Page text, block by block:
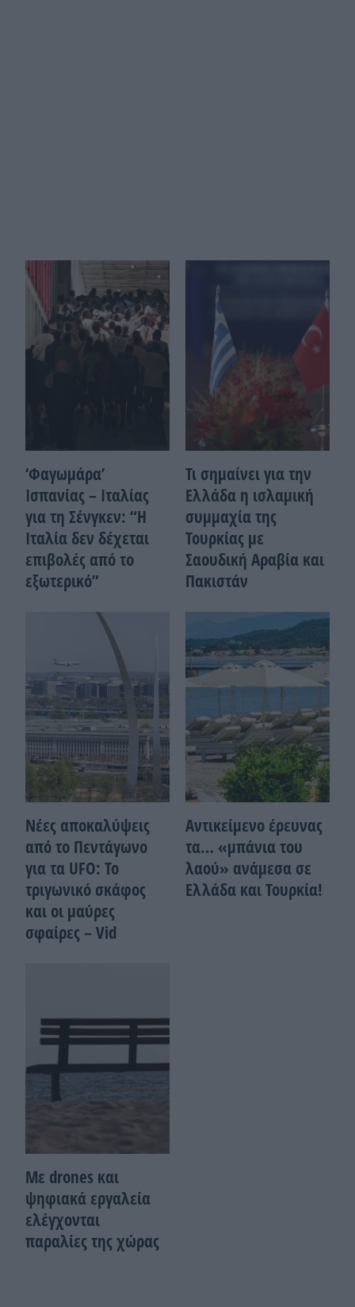
‘Φαγωμάρα’
Ισπανίας – Ιταλίας
για τη Σένγκεν: “Η
Ιταλία δεν δέχεται
επιβολές από το
εξωτερικό”
Τι σημαίνει για την
Ελλάδα η ισλαμική
συμμαχία της
Τουρκίας με
Σαουδική Αραβία και
Πακιστάν
Νέες αποκαλύψεις
από το Πεντάγωνο
για τα UFO: Το
τριγωνικό σκάφος
και οι μαύρες
σφαίρες – Vid
Αντικείμενο έρευνας
τα… «μπάνια του
λαού» ανάμεσα σε
Ελλάδα και Τουρκία!
Με drones και
ψηφιακά εργαλεία
ελέγχονται
παραλίες της χώρας